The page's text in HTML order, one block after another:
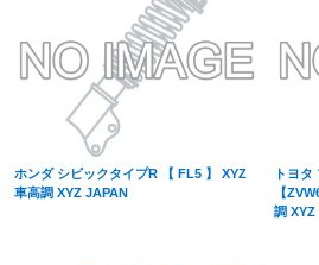
ホンダ シビックタイプR 【 FL5 】 XYZ
車高調 XYZ JAPAN
トヨタ
【
調 XYZ